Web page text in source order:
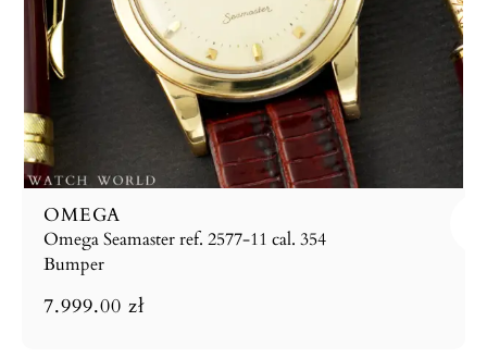
OMEGA
Omega Seamaster ref. 2577-11 cal. 354
Bumper
7.999.00 zł